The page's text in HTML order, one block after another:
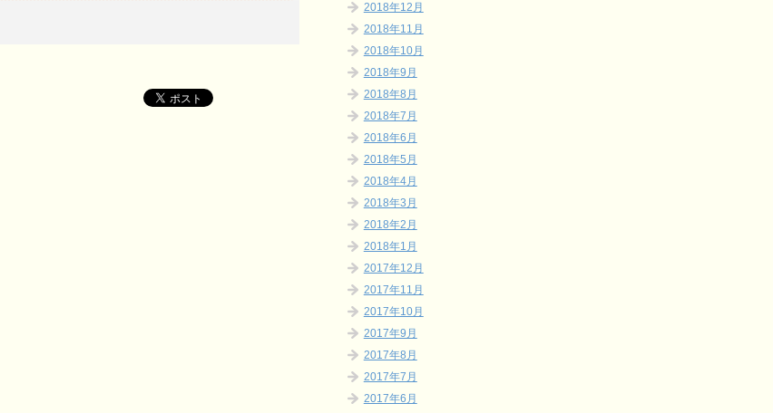
2018年12月
2018年11月
2018年10月
2018年9月
2018年8月
2018年7月
2018年6月
2018年5月
2018年4月
2018年3月
2018年2月
2018年1月
2017年12月
2017年11月
2017年10月
2017年9月
2017年8月
2017年7月
2017年6月